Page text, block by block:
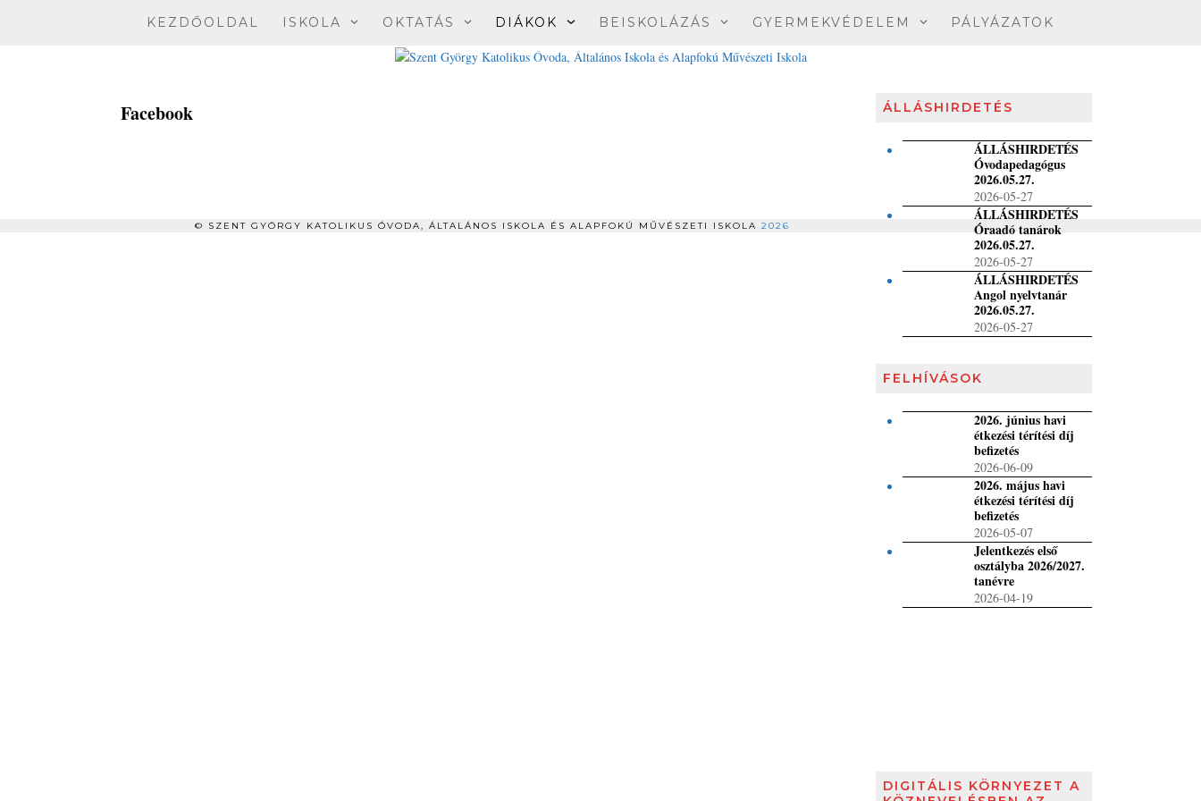
KEZDŐOLDAL ISKOLA OKTATÁS DIÁKOK BEISKOLÁZÁS GYERMEKVÉDELEM PÁLYÁZATOK
ÁLLÁSHIRDETÉS
ÁLLÁSHIRDETÉS
Óvodapedagógus
2026.05.27.
2026-05-27
ÁLLÁSHIRDETÉS
Óraadó tanárok
2026.05.27.
2026-05-27
ÁLLÁSHIRDETÉS
Angol nyelvtanár
2026.05.27.
2026-05-27
FELHÍVÁSOK
2026. június havi
étkezési térítési díj
befizetés
2026-06-09
2026. május havi
étkezési térítési díj
befizetés
2026-05-07
Jelentkezés első
osztályba 2026/2027.
tanévre
2026-04-19
DIGITÁLIS KÖRNYEZET A
Facebook
© SZENT GYÖRGY KATOLIKUS ÓVODA, ÁLTALÁNOS ISKOLA ÉS ALAPFOKÚ MŰVÉSZETI ISKOLA 2026